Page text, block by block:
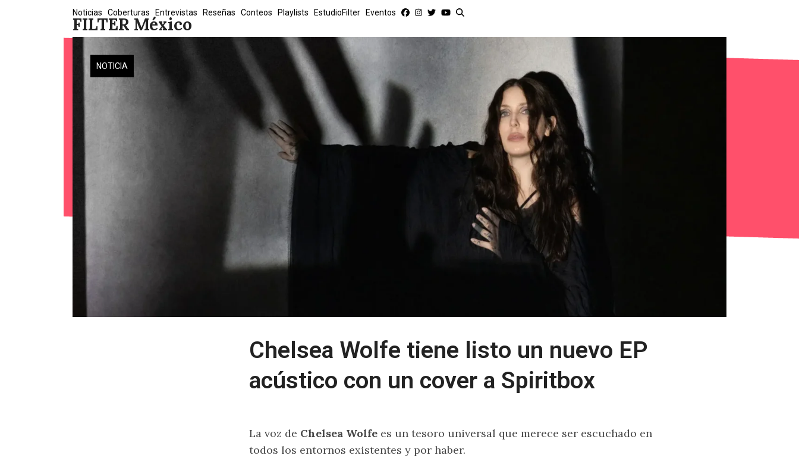
FILTER México
Noticias Coberturas Entrevistas Reseñas Conteos Playlists EstudioFilter Eventos
NOTICIA
Chelsea Wolfe tiene listo un nuevo EP
acústico con un cover a Spiritbox
La voz de Chelsea Wolfe es un tesoro universal que merece ser escuchado en
todos los entornos existentes y por haber.